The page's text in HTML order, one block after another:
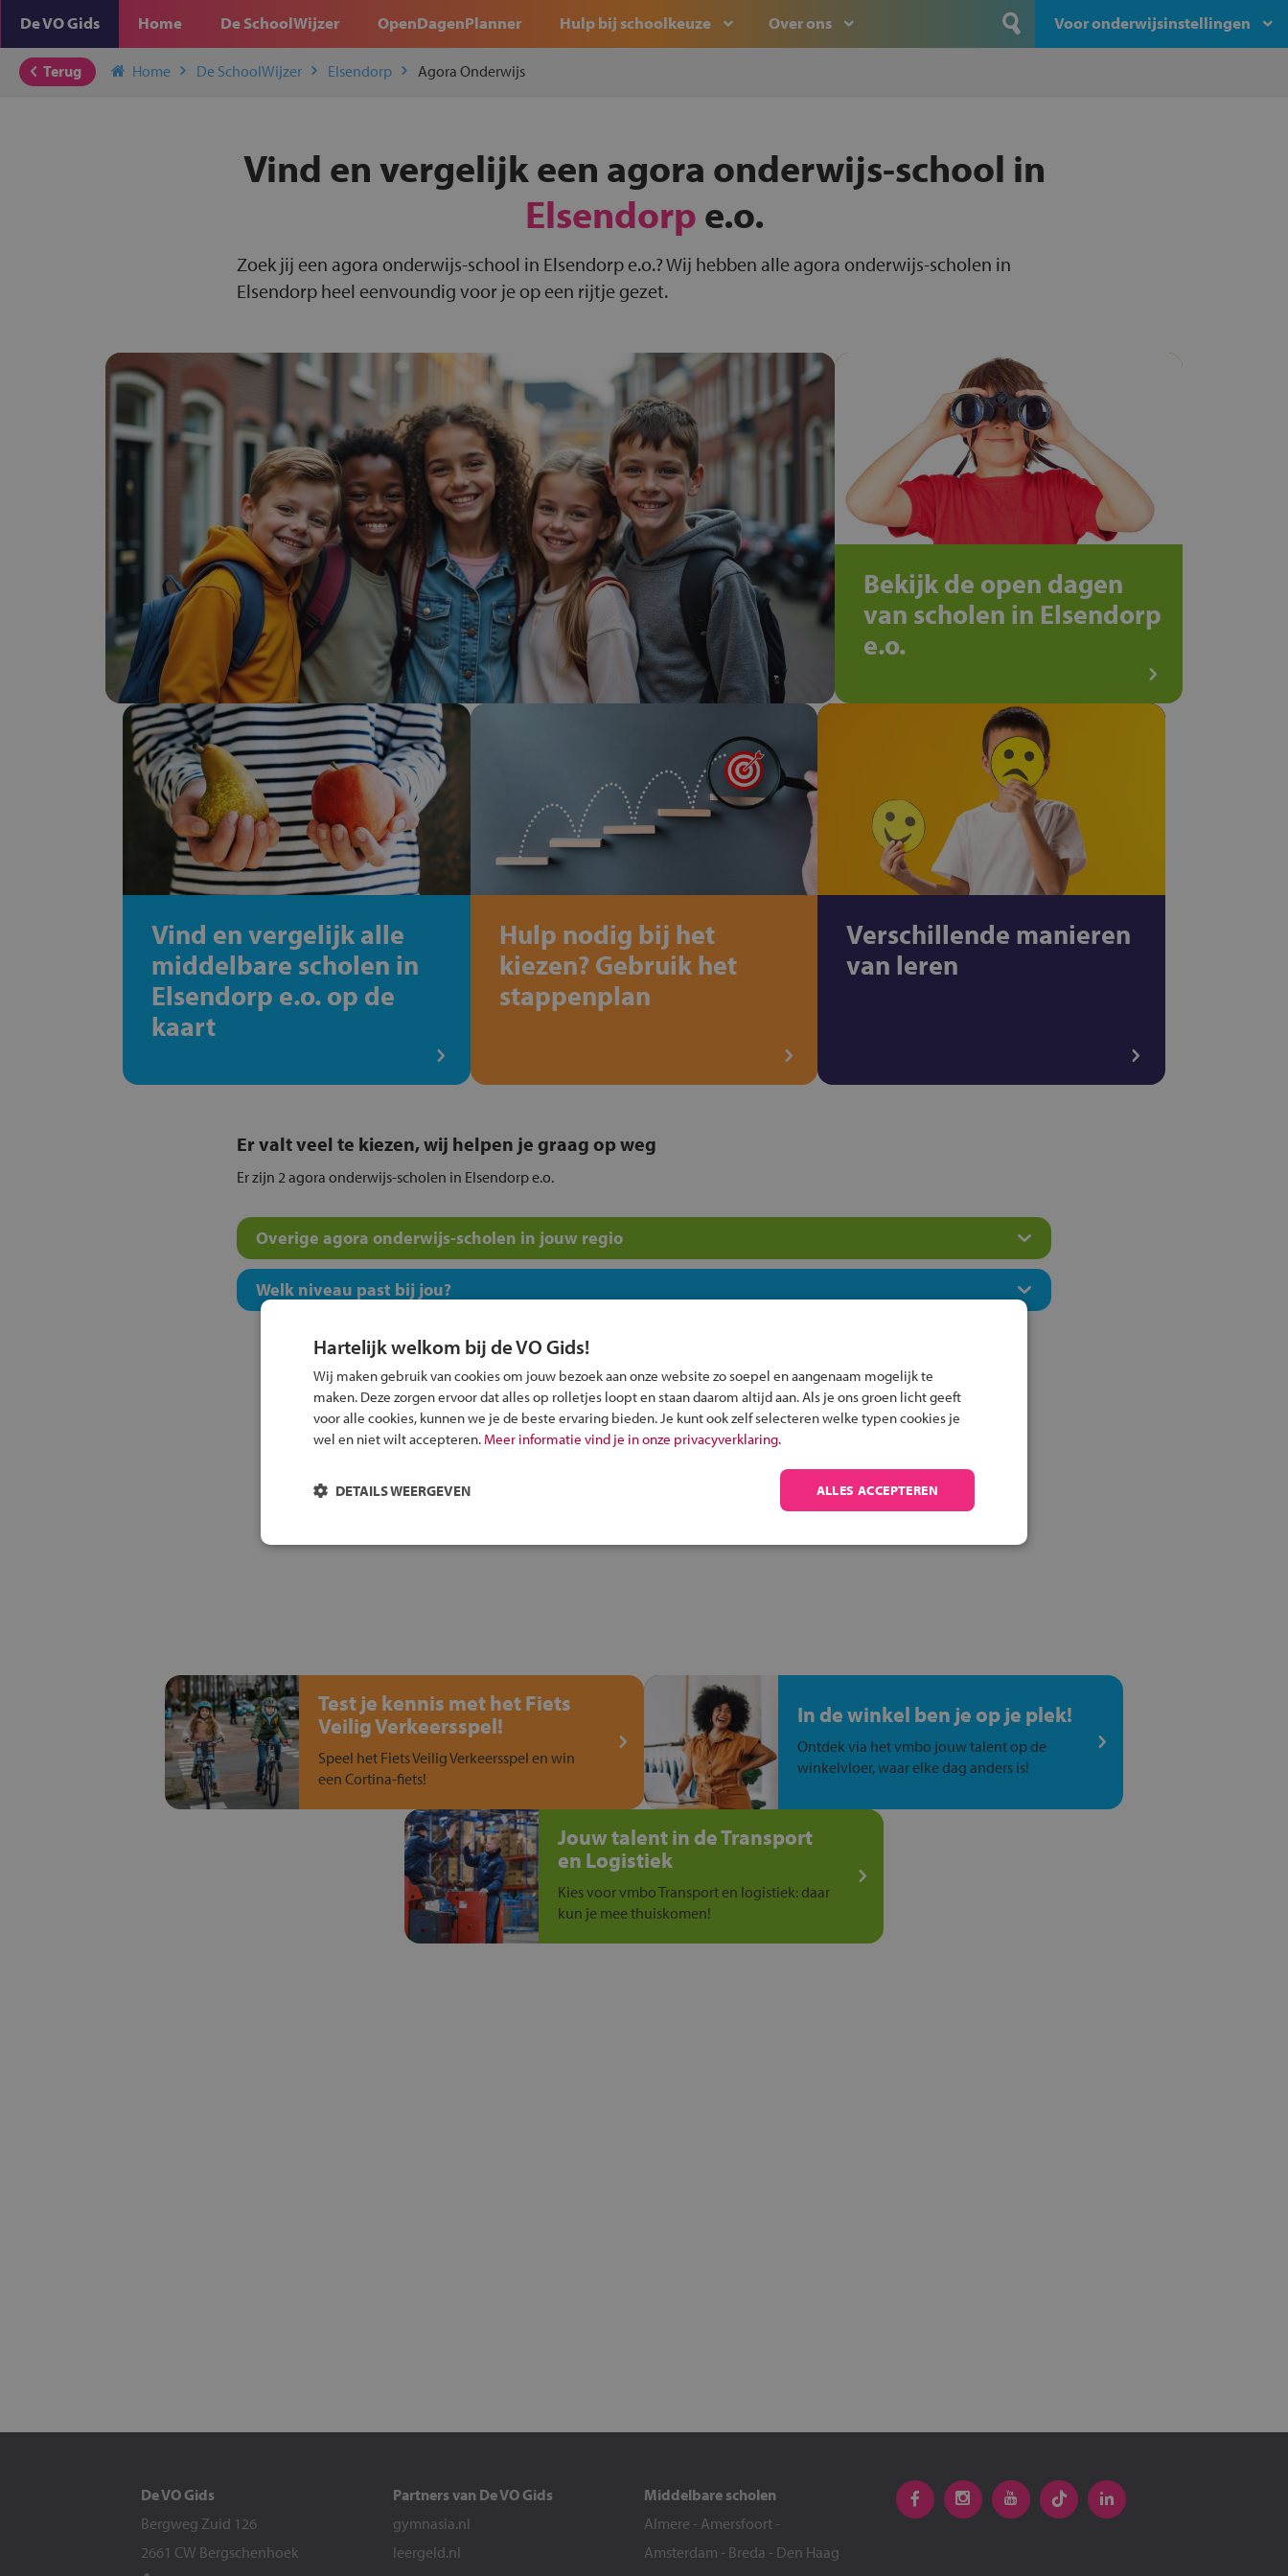
De VO Gids Home De SchoolWijzer OpenDagenPlanner Hulp bij schoolkeuze Over ons Voor onderwijsinstellingen
Terug Home De SchoolWijzer Elsendorp Agora Onderwijs
Vind en vergelijk een agora onderwijs-school in
Elsendorpe.o.
Zoek jij een agora onderwijs-school in Elsendorp e.o.? Wij hebben alle agora onderwijs-scholen in
Elsendorp heel eenvoundig voor je op een rijtje gezet.
Bekijk de open dagen
van scholen in Elsendorp
e.o.
Vind en vergelijk alle
middelbare scholen in
Elsendorp e.o. op de
kaart
Hulp nodig bij het
kiezen? Gebruik het
stappenplan
Verschillende manieren
van leren
Er valt veel te kiezen, wij helpen je graag op weg
Er zijn 2 agora onderwijs-scholen in Elsendorp e.o.
Overige agora onderwijs-scholen in jouw regio
Welk niveau past bij jou?
Inschrijven?
Test je kennis met het Fiets
Veilig Verkeersspel!
Speel het Fiets Veilig Verkeersspel en win
een Cortina-fiets!
In de winkel ben je op je plek!
Ontdek via het vmbo jouw talent op de
winkelvloer, waar elke dag anders is!
Jouw talent in de Transport
en Logistiek
Kies voor vmbo Transport en logistiek: daar
kun je mee thuiskomen!
De VO Gids
Bergweg Zuid 126
2661 CW Bergschenhoek
Partners van De VO Gids
gymnasia.nl
leergeld.nl
Middelbare scholen
Almere - Amersfoort -
Amsterdam - Breda - Den Haag
Hartelijk welkom bij de VO Gids!
Wij maken gebruik van cookies om jouw bezoek aan onze website zo soepel en aangenaam mogelijk te
maken. Deze zorgen ervoor dat alles op rolletjes loopt en staan daarom altijd aan. Als je ons groen licht geeft
voor alle cookies, kunnen we je de beste ervaring bieden. Je kunt ook zelf selecteren welke typen cookies je
wel en niet wilt accepteren. Meer informatie vind je in onze privacyverklaring.
ALLES ACCEPTEREN
DETAILS WEERGEVEN